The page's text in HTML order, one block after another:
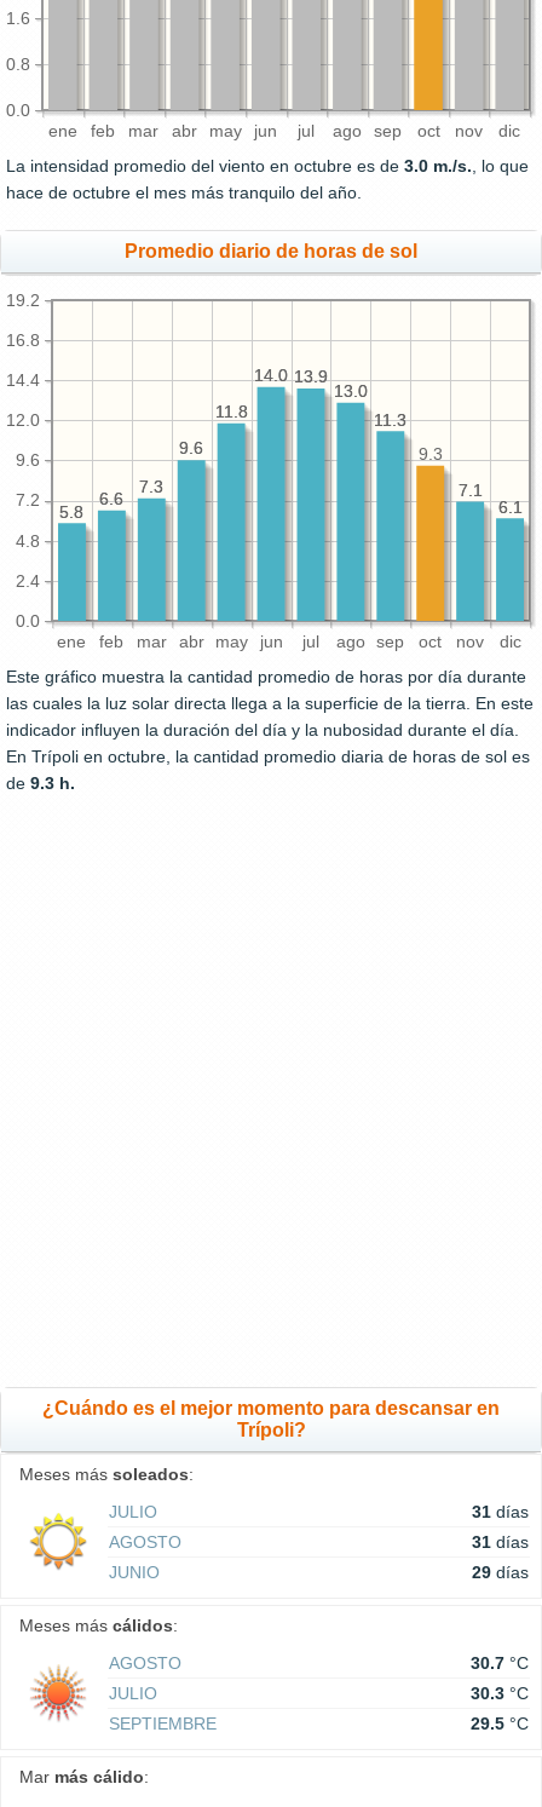
ene feb mar abr may jun jul ago sep oct nov dic
0.0
0.8
1.6
La intensidad promedio del viento en octubre es de 3.0 m./s., lo que
hace de octubre el mes más tranquilo del año.
Promedio diario de horas de sol
ene feb mar abr may jun jul ago sep oct nov dic
0.0
2.4
4.8
7.2
9.6
12.0
14.4
16.8
19.2
6.1
7.1
11.3
13.0
13.9
14.0
11.8
9.6
7.3
6.6
5.8 6.1
7.1
9.3
11.3
13.0
13.9
14.0
11.8
9.6
7.3
6.6
5.8
Este gráfico muestra la cantidad promedio de horas por día durante
las cuales la luz solar directa llega a la superficie de la tierra. En este
indicador influyen la duración del día y la nubosidad durante el día.
En Trípoli en octubre, la cantidad promedio diaria de horas de sol es
de 9.3 h.
¿Cuándo es el mejor momento para descansar en
Trípoli?
Meses más soleados:
JULIO
31 días
AGOSTO
31 días
JUNIO
29 días
Meses más cálidos:
AGOSTO
30.7 °C
JULIO
30.3 °C
SEPTIEMBRE
29.5 °C
Mar más cálido: